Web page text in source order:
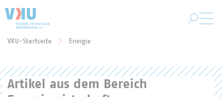
VKU-Startseite Energie
Artikel aus dem Bereich